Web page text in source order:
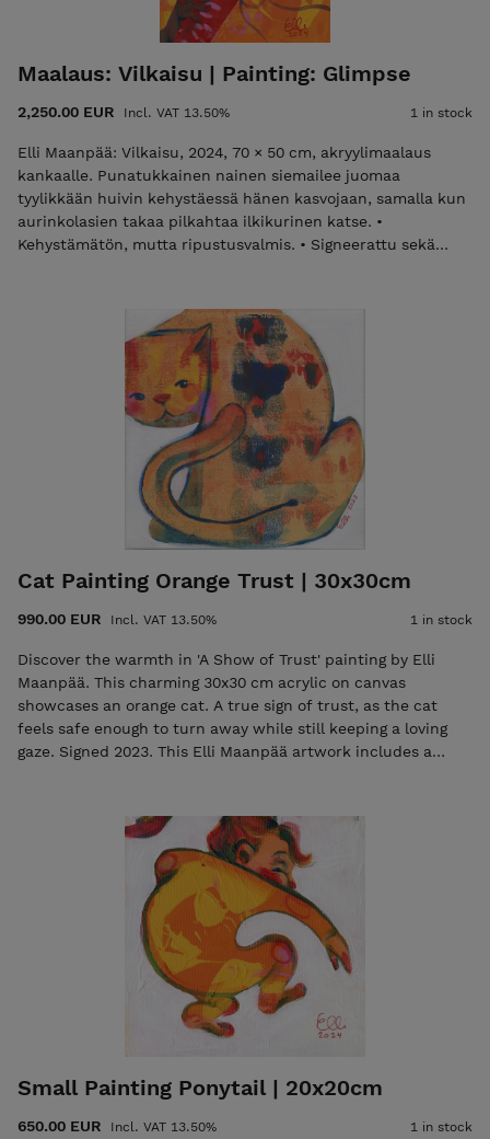
Maalaus: Vilkaisu | Painting: Glimpse
2,250.00 EUR Incl. VAT 13.50% 1 in stock
Elli Maanpää: Vilkaisu, 2024, 70 × 50 cm, akryylimaalaus
kankaalle. Punatukkainen nainen siemailee juomaa
tyylikkään huivin kehystäessä hänen kasvojaan, samalla kun
aurinkolasien takaa pilkahtaa ilkikurinen katse. •
Kehystämätön, mutta ripustusvalmis. • Signeerattu sekä
mieluummin noutaa maalauksen ateljeeltani Helsingin
painting on canvas. A red-haired woman sipping soda, her
stylish scarf framing her head, while a mischievous smirk
peeks from behind her sunglasses. • Unframed but ready to
Authenticity and shipping are included in the price. Please
email elli@ellimaanpaa.com if you would prefer to pick up
the painting from my studio in Meilahti, Helsinki.
Cat Painting Orange Trust | 30x30cm
990.00 EUR Incl. VAT 13.50% 1 in stock
Discover the warmth in 'A Show of Trust' painting by Elli
Maanpää. This charming 30x30 cm acrylic on canvas
showcases an orange cat. A true sign of trust, as the cat
feels safe enough to turn away while still keeping a loving
gaze. Signed 2023. This Elli Maanpää artwork includes a
Small Painting Ponytail | 20x20cm
650.00 EUR Incl. VAT 13.50% 1 in stock